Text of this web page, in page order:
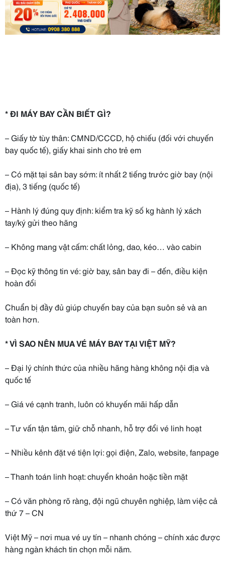
* ĐI MÁY BAY CẦN BIẾT GÌ?
– Giấy tờ tùy thân: CMND/CCCD, hộ chiếu (đối với chuyến
bay quốc tế), giấy khai sinh cho trẻ em
– Có mặt tại sân bay sớm: ít nhất 2 tiếng trước giờ bay (nội
địa), 3 tiếng (quốc tế)
– Hành lý đúng quy định: kiểm tra kỹ số kg hành lý xách
tay/ký gửi theo hãng
– Không mang vật cấm: chất lỏng, dao, kéo… vào cabin
– Đọc kỹ thông tin vé: giờ bay, sân bay đi – đến, điều kiện
hoàn đổi
Chuẩn bị đầy đủ giúp chuyến bay của bạn suôn sẻ và an
toàn hơn.
* VÌ SAO NÊN MUA VÉ MÁY BAY TẠI VIỆT MỸ?
– Đại lý chính thức của nhiều hãng hàng không nội địa và
quốc tế
– Giá vé cạnh tranh, luôn có khuyến mãi hấp dẫn
– Tư vấn tận tâm, giữ chỗ nhanh, hỗ trợ đổi vé linh hoạt
– Nhiều kênh đặt vé tiện lợi: gọi điện, Zalo, website, fanpage
– Thanh toán linh hoạt: chuyển khoản hoặc tiền mặt
– Có văn phòng rõ ràng, đội ngũ chuyên nghiệp, làm việc cả
thứ 7 – CN
Việt Mỹ – nơi mua vé uy tín – nhanh chóng – chính xác được
hàng ngàn khách tin chọn mỗi năm.